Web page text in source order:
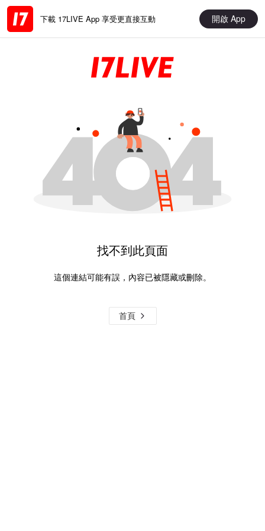
下載 17LIVE App 享受更直接互動 開啟 App
找不到此頁面
這個連結可能有誤，內容已被隱藏或刪除。
首頁